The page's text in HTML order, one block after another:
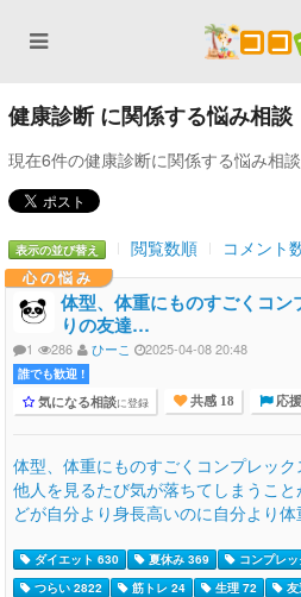
健康診断 に関係する悩み相談
現在6件の健康診断に関係する悩み相談
表示の並び替え 閲覧数順 コメント
心の悩み
体型、体重にものすごくコ
りの友達…
1 286 ひーこ 2025-04-08 20:48
誰でも歓迎 !
気になる相談に登録 共感 18 応
体型、体重にものすごくコンプレッ
他人を見るたび気が落ちてしまうこ
どが自分より身長高いのに自分より
ダイエット 630 夏休み 369 コンプレ
つらい 2822
筋トレ 24 生理 72